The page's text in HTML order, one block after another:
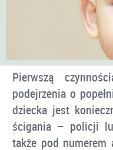
Pierwszą
podejrzenia o
dziecka jest
ścigania – policji
także pod